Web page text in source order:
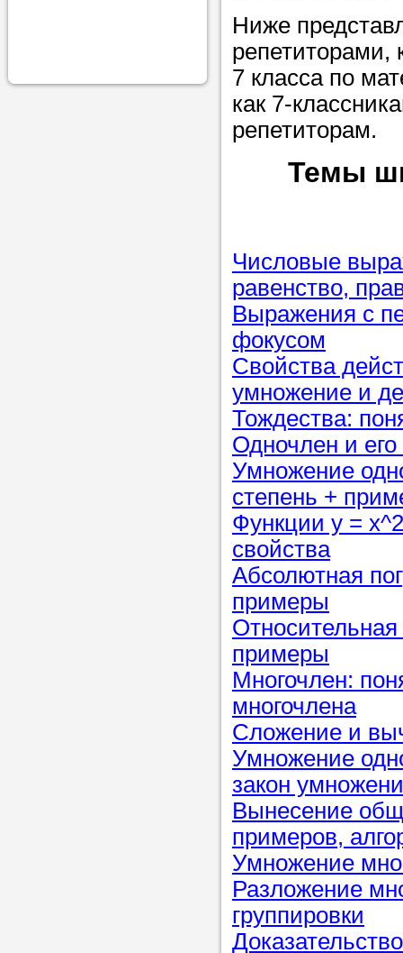
Наши
помогут
советам,
упростить
достаточно
нам, и
репетитора,
максимально
ваши
Мы
советам,
репетитора
Совет 2.
заявку на
то в поле
укажите как
чтобы мы
самого
репетитора.
Ниже
репетиторами,
7 класса по
как 7-
репетиторам.
Темы
Числовые
равенство,
Выражения с
фокусом
Свойства
умножение и
Тождества:
Одночлен и
Умножение
степень +
Функции y =
свойства
Абсолютная
примеры
примеры
Многочлен:
многочлена
Сложение и
Умножение
закон
Вынесение
примеров,
Умножение
Разложение
группировки